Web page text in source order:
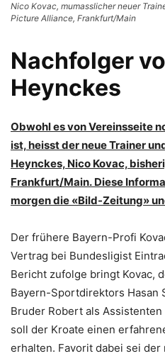
Nico Kovac, mumasslicher neuer
Picture Alliance, Frankfurt/Main
Nachfolger
Heynckes
Obwohl es von Vereinsseite
ist, heisst der neue Trainer
Heynckes, Nico Kovac,
Frankfurt/Main. Diese
morgen die «Bild-Zeitung»
Der frühere Bayern-Profi
Vertrag bei Bundesligist
Bericht zufolge bringt Kovac,
Bayern-Sportdirektors Hasan
Bruder Robert als
soll der Kroate einen
erhalten. Favorit dabei sei